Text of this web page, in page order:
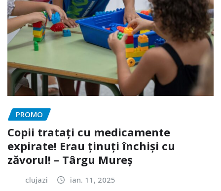
PROMO
Copii tratați cu medicamente
expirate! Erau ținuți închiși cu
zăvorul! – Târgu Mureș
clujazi ian. 11, 2025